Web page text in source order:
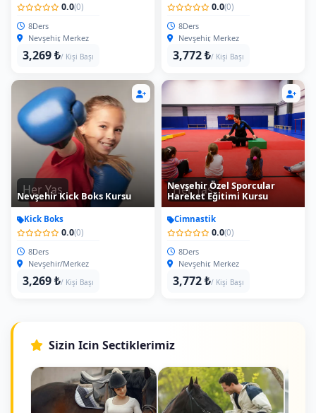
0.0(0)
8Ders
Nevşehir, Merkez
3,269 ₺/ Kişi Başı
0.0(0)
8Ders
Nevşehir, Merkez
3,772 ₺/ Kişi Başı
Her Yas
Nevşehir Kick Boks Kursu
Kick Boks
0.0(0)
8Ders
Nevşehir/Merkez
3,269 ₺/ Kişi Başı
Her Yas
Nevşehir Özel Sporcular
Hareket Eğitimi Kursu
Cimnastik
0.0(0)
8Ders
Nevşehir, Merkez
3,772 ₺/ Kişi Başı
Sizin Icin Sectiklerimiz